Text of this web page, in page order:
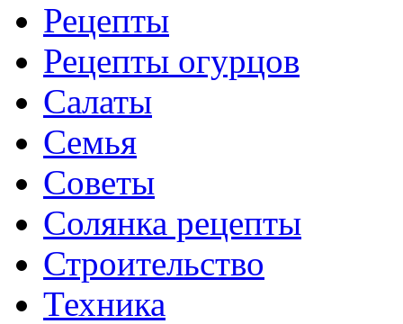
Рецепты
Рецепты огурцов
Салаты
Семья
Советы
Солянка рецепты
Строительство
Техника